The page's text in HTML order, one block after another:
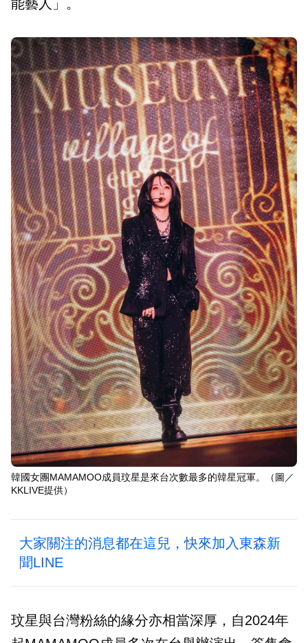
能藝人」。
韓國女團MAMAMOO成員玟星是來台次數最多的韓星冠軍。（圖／
KKLIVE提供）
大家關注的消息都在這兒，快來加入東森新
聞LINE
玟星與台灣粉絲的緣分亦相當深厚，自2024年